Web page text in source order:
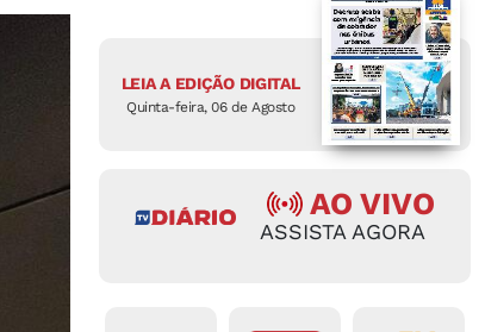
LEIA A EDIÇÃO DIGITAL
Quinta-feira, 06 de Agosto
AO VIVO
ASSISTA AGORA